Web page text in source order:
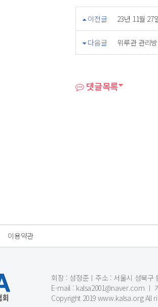
이전글 23년 11월 27
다음글 위루관 관리
댓글목록
이용약관
회장 : 성정준ㅣ주소 : 서울시 성북구
E-mail : kalsa2001@naver.com ㅣ
Copyright 2019 www.kalsa.org All